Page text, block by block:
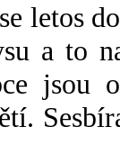
letos
a to
jsou